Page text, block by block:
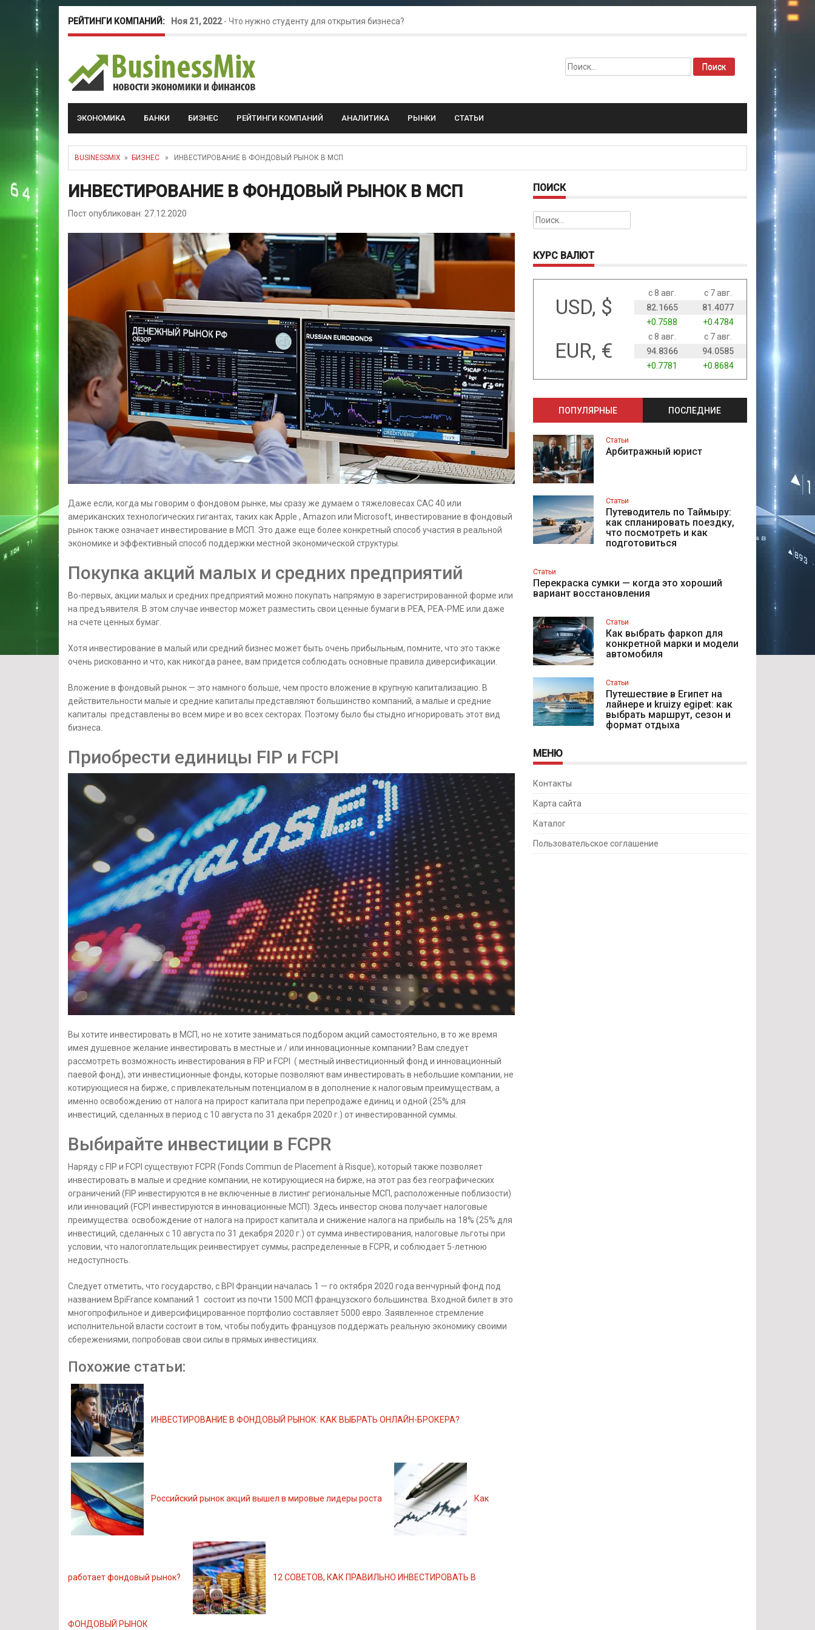
РЕЙТИНГИ КОМПАНИЙ: Ноя 21, 2022- Что нужно студенту для открытия бизнеса?
Май 16, 2022-Курсовые колебания: как защитить свой бизнес?
Найти:
ЭКОНОМИКА БАНКИ БИЗНЕС РЕЙТИНГИ КОМПАНИЙ АНАЛИТИКА РЫНКИ СТАТЬИ
BUSINESSMIX » БИЗНЕС » ИНВЕСТИРОВАНИЕ В ФОНДОВЫЙ РЫНОК В МСП
ИНВЕСТИРОВАНИЕ В ФОНДОВЫЙ РЫНОК В МСП
Пост опубликован: 27.12.2020
Даже если, когда мы говорим о фондовом рынке, мы сразу же думаем о тяжеловесах CAC 40 или
американских технологических гигантах, таких как Apple , Amazon или Microsoft, инвестирование в фондовый
рынок также означает инвестирование в МСП. Это даже еще более конкретный способ участия в реальной
экономике и эффективный способ поддержки местной экономической структуры.
Покупка акций малых и средних предприятий
Во-первых, акции малых и средних предприятий можно покупать напрямую в зарегистрированной форме или
на предъявителя. В этом случае инвестор может разместить свои ценные бумаги в PEA, PEA-PME или даже
на счете ценных бумаг.
Хотя инвестирование в малый или средний бизнес может быть очень прибыльным, помните, что это также
очень рискованно и что, как никогда ранее, вам придется соблюдать основные правила диверсификации.
Вложение в фондовый рынок — это намного больше, чем просто вложение в крупную капитализацию. В
действительности малые и средние капиталы представляют большинство компаний, а малые и средние
капиталы представлены во всем мире и во всех секторах. Поэтому было бы стыдно игнорировать этот вид
бизнеса.
Приобрести единицы FIP и FCPI
Вы хотите инвестировать в МСП, но не хотите заниматься подбором акций самостоятельно, в то же время
имея душевное желание инвестировать в местные и / или инновационные компании? Вам следует
рассмотреть возможность инвестирования в FIP и FCPI ( местный инвестиционный фонд и инновационный
паевой фонд), эти инвестиционные фонды, которые позволяют вам инвестировать в небольшие компании, не
котирующиеся на бирже, с привлекательным потенциалом в в дополнение к налоговым преимуществам, а
именно освобождению от налога на прирост капитала при перепродаже единиц и одной (25% для
инвестиций, сделанных в период с 10 августа по 31 декабря 2020 г.) от инвестированной суммы.
Выбирайте инвестиции в FCPR
Наряду с FIP и FCPI существуют FCPR (Fonds Commun de Placement à Risque), который также позволяет
инвестировать в малые и средние компании, не котирующиеся на бирже, на этот раз без географических
ограничений (FIP инвестируются в не включенные в листинг региональные МСП, расположенные поблизости)
или инноваций (FCPI инвестируются в инновационные МСП). Здесь инвестор снова получает налоговые
преимущества: освобождение от налога на прирост капитала и снижение налога на прибыль на 18% (25% для
инвестиций, сделанных с 10 августа по 31 декабря 2020 г.) от сумма инвестирования, налоговые льготы при
условии, что налогоплательщик реинвестирует суммы, распределенные в FCPR, и соблюдает 5-летнюю
недоступность.
Следует отметить, что государство, с BPI Франции началась 1 — го октября 2020 года венчурный фонд под
названием BpiFrance компаний 1 состоит из почти 1500 МСП французского большинства. Входной билет в это
многопрофильное и диверсифицированное портфолио составляет 5000 евро. Заявленное стремление
исполнительной власти состоит в том, чтобы побудить французов поддержать реальную экономику своими
сбережениями, попробовав свои силы в прямых инвестициях.
Похожие статьи:
ИНВЕСТИРОВАНИЕ В ФОНДОВЫЙ РЫНОК: КАК ВЫБРАТЬ ОНЛАЙН-БРОКЕРА?
Российский рынок акций вышел в мировые лидеры роста Как
работает фондовый рынок? 12 СОВЕТОВ, КАК ПРАВИЛЬНО ИНВЕСТИРОВАТЬ В
ФОНДОВЫЙ РЫНОК
ПОИСК
Найти:
КУРС ВАЛЮТ
USD, $
с 8 авг.
с 7 авг.
82.1665
81.4077
+0.7588
+0.4784
EUR, €
с 8 авг.
с 7 авг.
94.8366
94.0585
+0.7781
+0.8684
ПОПУЛЯРНЫЕ ПОСЛЕДНИЕ
Статьи
Арбитражный юрист
Статьи
Путеводитель по Таймыру:
как спланировать поездку,
что посмотреть и как
подготовиться
Статьи
Перекраска сумки — когда это хороший
вариант восстановления
Статьи
Как выбрать фаркоп для
конкретной марки и модели
автомобиля
Статьи
Путешествие в Египет на
лайнере и kruizy egipet: как
выбрать маршрут, сезон и
формат отдыха
МЕНЮ
Контакты
Карта сайта
Каталог
Пользовательское соглашение